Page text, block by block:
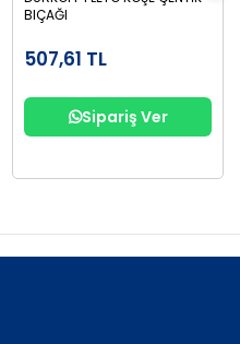
BIÇAĞI
507,61 TL
Sipariş Ver